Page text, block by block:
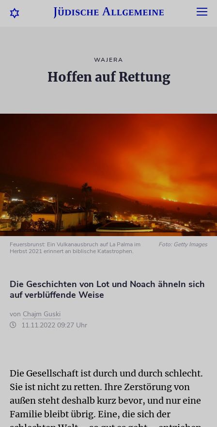
WAJERA
Hoffen auf Rettung
Feuersbrunst: Ein Vulkanausbruch auf La Palma im
Herbst 2021 erinnert an biblische Katastrophen.
Foto: Getty Images
Die Geschichten von Lot und Noach ähneln sich
auf verblüffende Weise
von Chajm Guski
11.11.2022 09:27 Uhr
Die Gesellschaft ist durch und durch schlecht.
Sie ist nicht zu retten. Ihre Zerstörung von
außen steht deshalb kurz bevor, und nur eine
Familie bleibt übrig. Eine, die sich der